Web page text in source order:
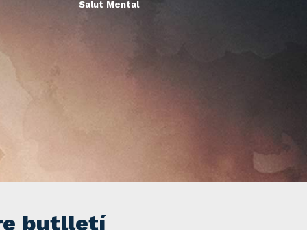
Salut Mental
butlletí